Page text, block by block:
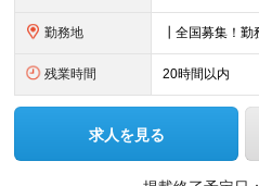
勤務地
残業時間 20時間以内
求人を見る